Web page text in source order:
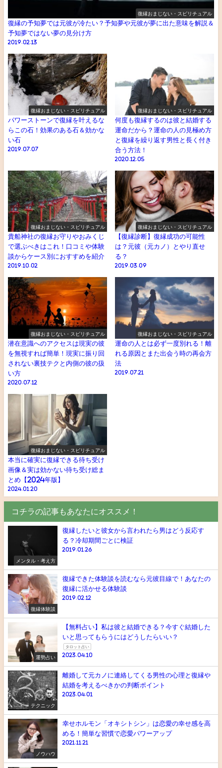
復縁おまじない・スピリチュアル
復縁の予知夢では元彼が冷たい？予知夢や元彼が夢に出た意味を解説＆
予知夢ではない夢の見分け方
2019.02.13
復縁おまじない・スピリチュアル
パワーストーンで復縁を叶えるな
らこの石！効果のある石＆効かな
い石
2019.07.07
復縁おまじない・スピリチュアル
何度も復縁するのは彼と結婚する
運命だから？運命の人の見極め方
と復縁を繰り返す男性と長く付き
合う方法！
2020.12.05
復縁おまじない・スピリチュアル
貴船神社の復縁お守りやおみくじ
で選ぶべきはこれ！口コミや体験
談からケース別におすすめを紹介
2019.10.02
復縁おまじない・スピリチュアル
【復縁診断】復縁成功の可能性
は？元彼（元カノ）とやり直せ
る？
2019.03.09
復縁おまじない・スピリチュアル
潜在意識へのアクセスは現実の彼
を無視すれば簡単！現実に振り回
されない裏技テクと内側の彼の扱
い方
2020.07.12
復縁おまじない・スピリチュアル
運命の人とは必ず一度別れる！離
れる原因とまた出会う時の再会方
法
2019.07.21
復縁おまじない・スピリチュアル
本当に確実に復縁できる待ち受け
画像＆実は効かない待ち受け総ま
とめ【2024年版】
2024.01.20
コチラの記事もあなたにオススメ！
メンタル・考え方
復縁したいと彼女から言われたら男はどう反応す
る？冷却期間ごとに検証
2019.01.26
復縁体験談
復縁できた体験談を読むなら元彼目線で！あなたの
復縁に活かせる体験談
2019.02.12
運勢占い
【無料占い】私は彼と結婚できる？今すぐ結婚した
いと思ってもらうにはどうしたらいい？
タロット占い
2023.04.10
テクニック
離婚して元カノに連絡してくる男性の心理と復縁や
結婚を考えるべきかの判断ポイント
2023.04.01
ノウハウ
幸せホルモン「オキシトシン」は恋愛の幸せ感を高
める！簡単な習慣で恋愛パワーアップ
2021.11.21